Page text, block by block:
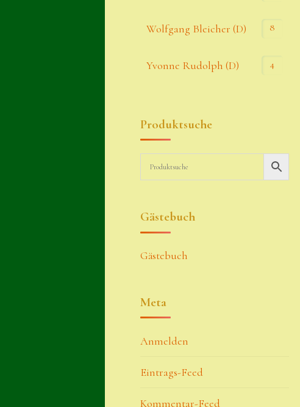
Wolfgang Bleicher (D) 8
Yvonne Rudolph (D) 4
Produktsuche
Gästebuch
Gästebuch
Meta
Anmelden
Eintrags-Feed
Kommentar-Feed